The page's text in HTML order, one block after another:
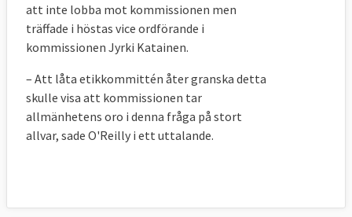
att inte lobba mot kommissionen men
träffade i höstas vice ordförande i
kommissionen Jyrki Katainen.
– Att låta etikkommittén åter granska detta
skulle visa att kommissionen tar
allmänhetens oro i denna fråga på stort
allvar, sade O'Reilly i ett uttalande.